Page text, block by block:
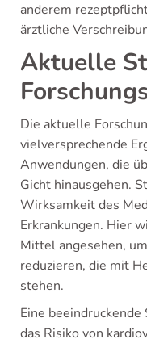
anderem
ärztliche
Aktuelle
Die aktuelle
vielversprechende
Anwendungen, die
Gicht hinausgehen.
Wirksamkeit des
Erkrankungen. Hier
Mittel angesehen,
reduzieren, die mit
stehen.
Eine
das Risiko von